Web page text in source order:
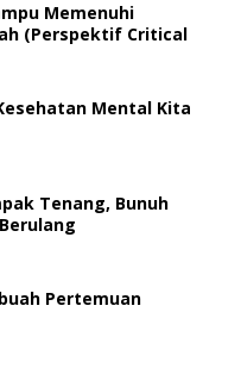
Memenuhi
(Perspektif Critical
Mental Kita
Tenang, Bunuh
Pertemuan